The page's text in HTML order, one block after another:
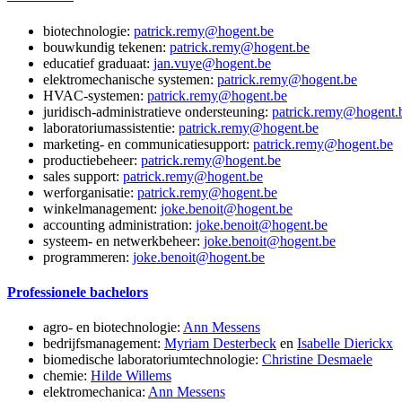
biotechnologie: patrick.remy@hogent.be
bouwkundig tekenen: patrick.remy@hogent.be
educatief graduaat: jan.vuye@hogent.be
elektromechanische systemen: patrick.remy@hogent.be
HVAC-systemen: patrick.remy@hogent.be
juridisch-administratieve ondersteuning:
laboratoriumassistentie: patrick.remy@hogent.be
marketing- en communicatiesupport: patrick.remy@hogent.be
productiebeheer: patrick.remy@hogent.be
sales support: patrick.remy@hogent.be
werforganisatie: patrick.remy@hogent.be
winkelmanagement: joke.benoit@hogent.be
accounting administration: joke.benoit@hogent.be
systeem- en netwerkbeheer: joke.benoit@hogent.be
programmeren: joke.benoit@hogent.be
Professionele bachelors
agro- en biotechnologie: Ann Messens
bedrijfsmanagement: Myriam Desterbeck en Isabelle Dierickx
biomedische laboratoriumtechnologie: Christine Desmaele
chemie: Hilde Willems
elektromechanica: Ann Messens